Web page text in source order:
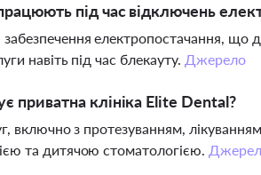
під час відключень
забезпечення електропостачання,
навіть під час блекауту. Джерело
приватна клініка Elite Dental?
включно з протезуванням,
та дитячою стоматологією.